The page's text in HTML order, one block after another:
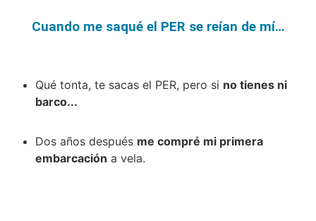
Cuando me saqué el PER se reían de mí…
Qué tonta, te sacas el PER, pero si no tienes ni
barco...
Dos años después me compré mi primera
embarcación a vela.